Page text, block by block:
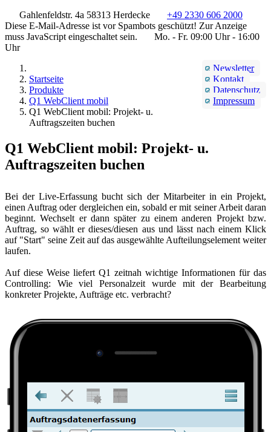
Gahlenfeldstr. 4a 58313 Herdecke
+49 2330 606 2000
Diese E-Mail-Adresse ist vor Spambots geschützt! Zur Anzeige
muss JavaScript eingeschaltet sein.
Mo. - Fr. 09:00 Uhr - 16:00
Uhr
Newsletter
Kontakt
Datenschutz
Impressum
Startseite
Produkte
Q1 WebClient mobil
Q1 WebClient mobil: Projekt- u.
Auftragszeiten buchen
Q1 WebClient mobil: Projekt- u.
Auftragszeiten buchen
Bei der Live-Erfassung bucht sich der Mitarbeiter in ein Projekt,
einen Auftrag oder dergleichen ein, sobald er mit seiner Arbeit daran
beginnt. Wechselt er dann später zu einem anderen Projekt bzw.
Auftrag, so wählt er dieses/diesen aus und lässt nach einem Klick
auf "Start" seine Zeit auf das ausgewählte Aufteilungselement weiter
laufen.
Auf diese Weise liefert Q1 zeitnah wichtige Informationen für das
Controlling: Wie viel Personalzeit wurde mit der Bearbeitung
konkreter Projekte, Aufträge etc. verbracht?